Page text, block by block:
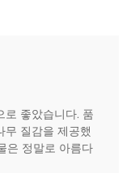
좋았습니다. 품
무 질감을 제공했
은 정말로 아름다